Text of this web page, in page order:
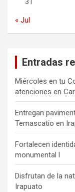
« Jul
Entradas
Miércoles en tu
atenciones en
Entregan
Temascatio en
Fortalecen
monumental l
Disfrutan de la
Irapuato